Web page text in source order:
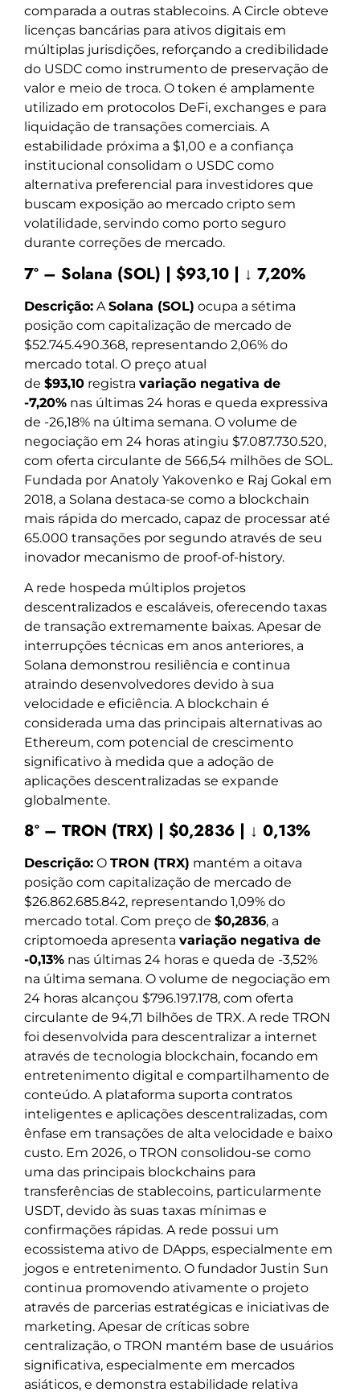
comparada a outras stablecoins. A Circle obteve
licenças bancárias para ativos digitais em
múltiplas jurisdições, reforçando a credibilidade
do USDC como instrumento de preservação de
valor e meio de troca. O token é amplamente
utilizado em protocolos DeFi, exchanges e para
liquidação de transações comerciais. A
estabilidade próxima a $1,00 e a confiança
institucional consolidam o USDC como
alternativa preferencial para investidores que
buscam exposição ao mercado cripto sem
volatilidade, servindo como porto seguro
durante correções de mercado.
7º – Solana (SOL) | $93,10 | ↓ 7,20%
Descrição: A Solana (SOL) ocupa a sétima
posição com capitalização de mercado de
$52.745.490.368, representando 2,06% do
mercado total. O preço atual
de $93,10 registra variação negativa de
-7,20% nas últimas 24 horas e queda expressiva
de -26,18% na última semana. O volume de
negociação em 24 horas atingiu $7.087.730.520,
com oferta circulante de 566,54 milhões de SOL.
Fundada por Anatoly Yakovenko e Raj Gokal em
2018, a Solana destaca-se como a blockchain
mais rápida do mercado, capaz de processar até
65.000 transações por segundo através de seu
inovador mecanismo de proof-of-history.
A rede hospeda múltiplos projetos
descentralizados e escaláveis, oferecendo taxas
de transação extremamente baixas. Apesar de
interrupções técnicas em anos anteriores, a
Solana demonstrou resiliência e continua
atraindo desenvolvedores devido à sua
velocidade e eficiência. A blockchain é
considerada uma das principais alternativas ao
Ethereum, com potencial de crescimento
significativo à medida que a adoção de
aplicações descentralizadas se expande
globalmente.
8º – TRON (TRX) | $0,2836 | ↓ 0,13%
Descrição: O TRON (TRX) mantém a oitava
posição com capitalização de mercado de
$26.862.685.842, representando 1,09% do
mercado total. Com preço de $0,2836, a
criptomoeda apresenta variação negativa de
-0,13% nas últimas 24 horas e queda de -3,52%
na última semana. O volume de negociação em
24 horas alcançou $796.197.178, com oferta
circulante de 94,71 bilhões de TRX. A rede TRON
foi desenvolvida para descentralizar a internet
através de tecnologia blockchain, focando em
entretenimento digital e compartilhamento de
conteúdo. A plataforma suporta contratos
inteligentes e aplicações descentralizadas, com
ênfase em transações de alta velocidade e baixo
custo. Em 2026, o TRON consolidou-se como
uma das principais blockchains para
transferências de stablecoins, particularmente
USDT, devido às suas taxas mínimas e
confirmações rápidas. A rede possui um
ecossistema ativo de DApps, especialmente em
jogos e entretenimento. O fundador Justin Sun
continua promovendo ativamente o projeto
através de parcerias estratégicas e iniciativas de
marketing. Apesar de críticas sobre
centralização, o TRON mantém base de usuários
significativa, especialmente em mercados
asiáticos, e demonstra estabilidade relativa